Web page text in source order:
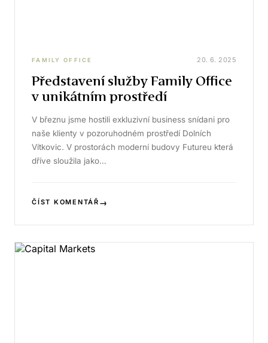
FAMILY OFFICE 20. 6. 2025
Představení služby Family Office
v unikátním prostředí
V březnu jsme hostili exkluzivní business snídani pro
naše klienty v pozoruhodném prostředí Dolních
Vítkovic. V prostorách moderní budovy Futureu která
dříve sloužila jako…
ČÍST KOMENTÁŘ →